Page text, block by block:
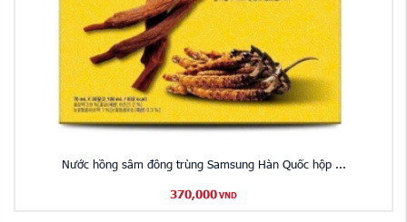
Nước hồng sâm đông trùng Samsung Hàn Quốc hộp ...
370,000 VND